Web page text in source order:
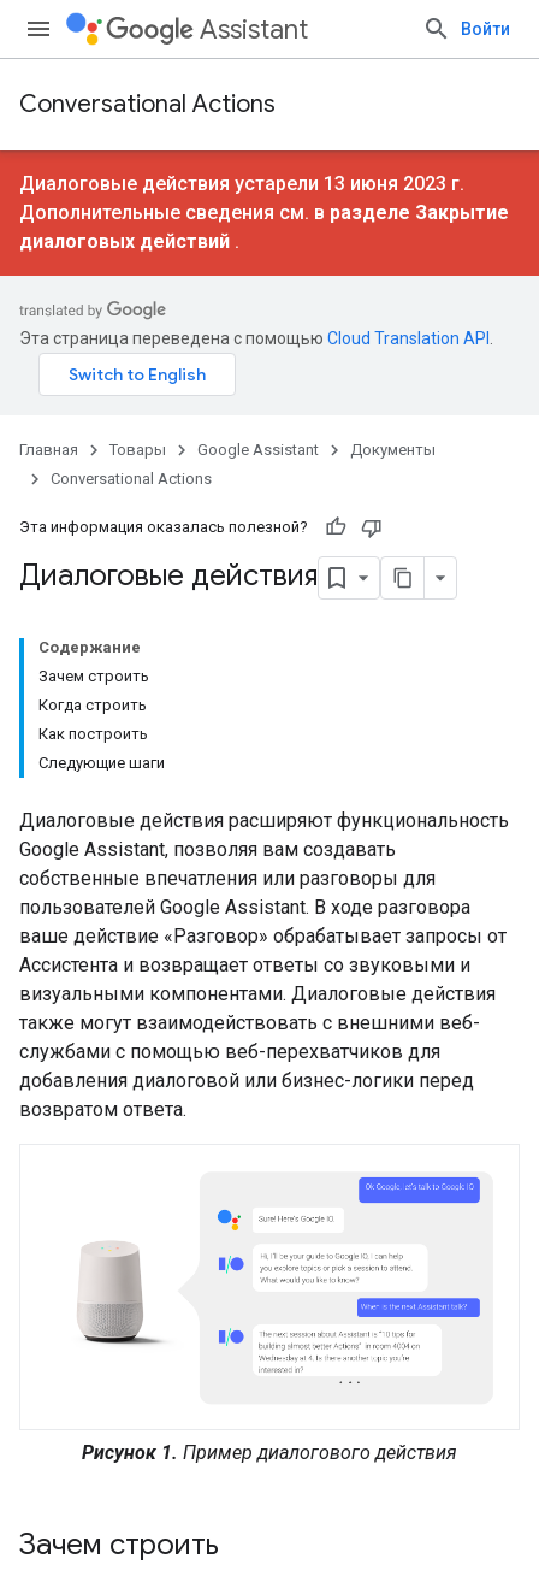
Assistant Войти
Conversational Actions
Диалоговые действия устарели 13 июня 2023 г.
Дополнительные сведения см. в разделе Закрытие
диалоговых действий .
Эта страница переведена с помощью Cloud Translation API
Главная Товары Google Assistant
Документы
Conversational Actions
Эта информация оказалась полезной?
Диалоговые действия
Содержание
Зачем строить
Когда строить
Как построить
Следующие шаги
Диалоговые действия расширяют функциональность
Google Assistant, позволяя вам создавать
собственные впечатления или разговоры для
пользователей Google Assistant. В ходе разговора
ваше действие «Разговор» обрабатывает запросы от
Ассистента и возвращает ответы со звуковыми и
визуальными компонентами. Диалоговые действия
также могут взаимодействовать с внешними веб-
службами с помощью веб-перехватчиков для
добавления диалоговой или бизнес-логики перед
возвратом ответа.
Рисунок 1. Пример диалогового действия
Зачем строить